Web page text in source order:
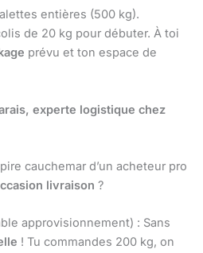
entières (500 kg).
de 20 kg pour débuter. À toi
prévu et ton espace de
experte logistique chez
cauchemar d’un acheteur pro
livraison ?
approvisionnement) : Sans
! Tu commandes 200 kg, on